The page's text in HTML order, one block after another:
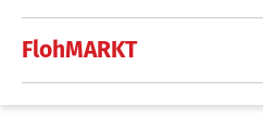
FlohMARKT